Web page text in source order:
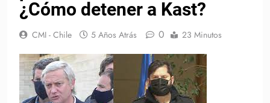
¿Cómo detener a Kast?
CMI - Chile 5 Años Atrás 0 23 Minutos